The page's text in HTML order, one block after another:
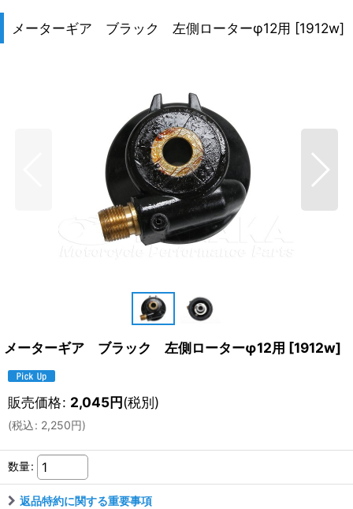
メーターギア ブラック 左側ローターφ12用 [1912w]
メーターギア ブラック 左側ローターφ12用 [1912w]
販売価格: 2,045円(税別)
(税込: 2,250円)
数量:
返品特約に関する重要事項